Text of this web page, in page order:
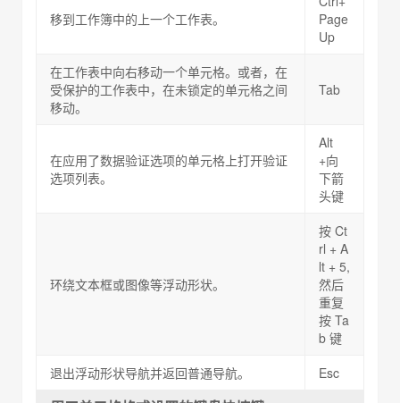
移到工作簿中的上一个工作表。
Page
Up
在工作表中向右移动一个单元格。或者，在
受保护的工作表中，在未锁定的单元格之间
移动。
Tab
在应用了数据验证选项的单元格上打开验证
选项列表。
Alt
+向
下箭
头键
环绕文本框或图像等浮动形状。
按 Ct
rl + A
lt + 5,
然后
重复
按 Ta
b 键
退出浮动形状导航并返回普通导航。
Esc